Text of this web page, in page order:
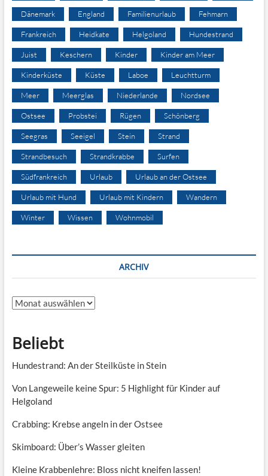
Dänemark England Familienurlaub Fehmarn
Frankreich Heidkate Helgoland Hundestrand
Juist Keschern Kinder Kinder am Meer
Kinderküste Küste Laboe Leuchtturm
Meer Meerglas Niederlande Nordsee
Ostsee Probstei Rügen Schönberg
Seegras Seeigel Stein Strand
Strandbesuch Strandkrabbe Surfen
Südfrankreich Urlaub Urlaub an der Ostsee
Urlaub mit Hund Urlaub mit Kindern Wandern
Winter Wissen Wohnmobil
ARCHIV
Archiv
Beliebt
Hundestrand: An der Steilküste in Stein
Von Langeweile keine Spur: 5 Highlight für Kinder auf
Helgoland
Crabbing: Krebse angeln in der Ostsee
Skimboard: Über’s Wasser gleiten
Kleine Krabbenlehre: Bloss nicht kneifen lassen!